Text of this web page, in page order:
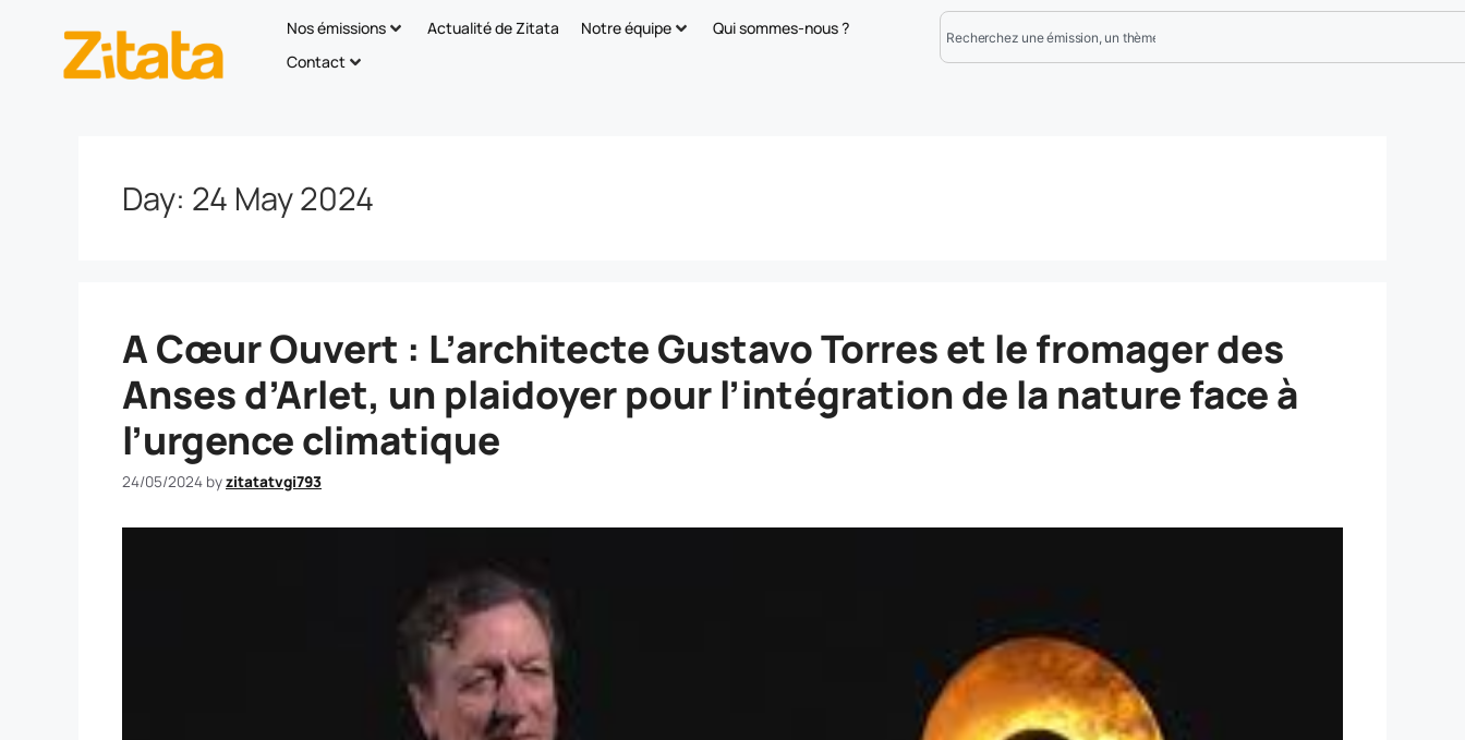
Nos émissions Actualité de Zitata Notre équipe
Qui sommes-nous ?
Contact
Day: 24 May 2024
A Cœur Ouvert : L’architecte Gustavo Torres et le fromager des
Anses d’Arlet, un plaidoyer pour l’intégration de la nature face à
l’urgence climatique
24/05/2024 byzitatatvgi793